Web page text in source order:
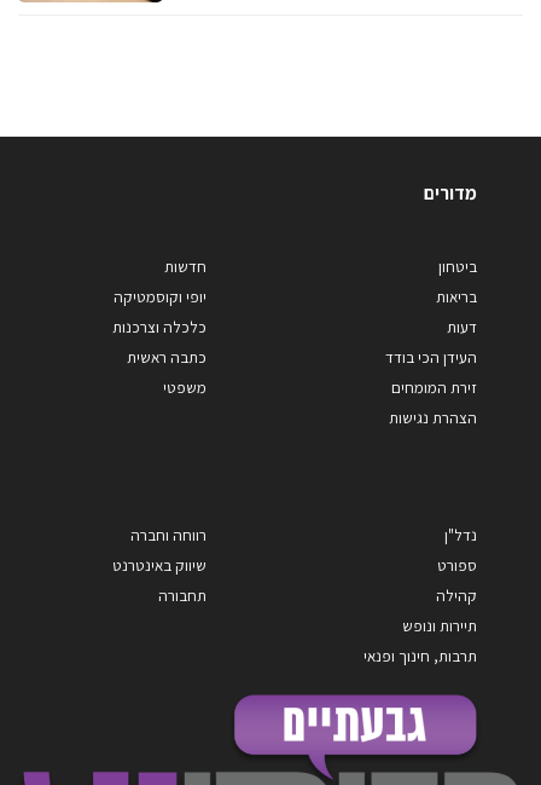
מדורים
ביטחון
בריאות
דעות
העידן הכי בודד
זירת המומחים
הצהרת נגישות
חדשות
יופי וקוסמטיקה
כלכלה וצרכנות
כתבה ראשית
משפטי
נדל"ן
ספורט
קהילה
תיירות ונופש
תרבות, חינוך ופנאי
רווחה וחברה
שיווק באינטרנט
תחבורה